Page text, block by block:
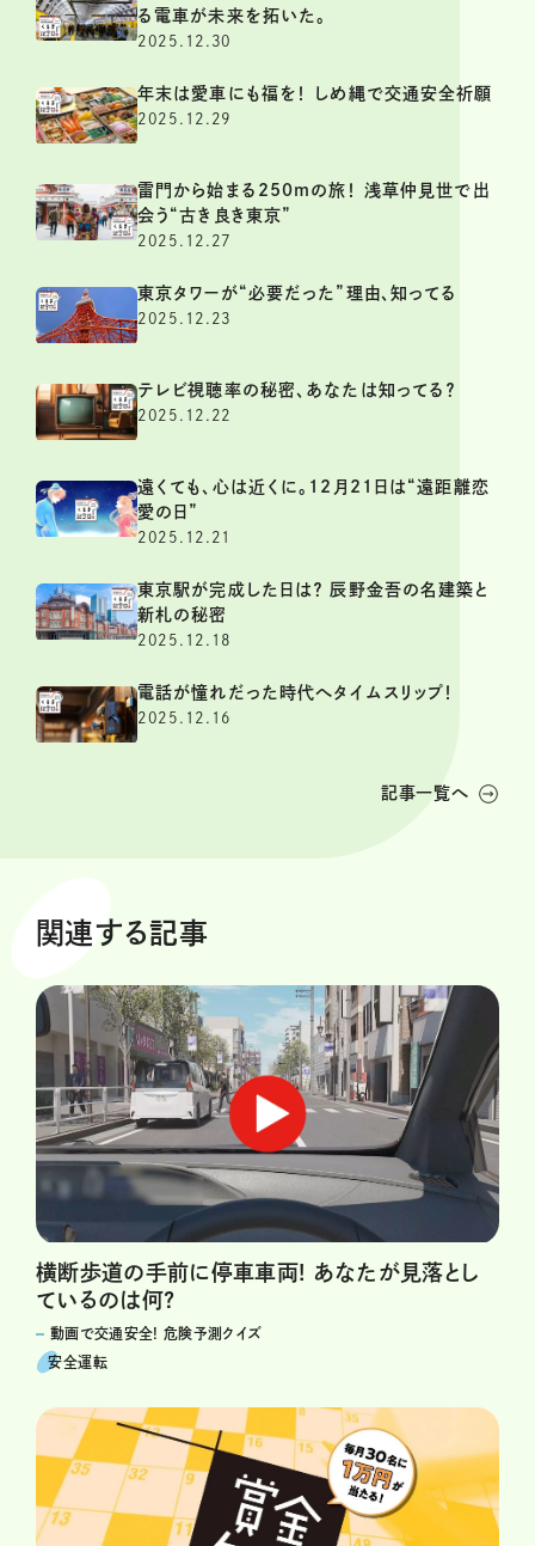
る電車が未来を拓いた。
2025.12.30
年末は愛車にも福を！ しめ縄で交通安全祈願
2025.12.29
雷門から始まる250mの旅！ 浅草仲見世で出
会う“古き良き東京”
2025.12.27
東京タワーが“必要だった”理由、知ってる
2025.12.23
テレビ視聴率の秘密、あなたは知ってる？
2025.12.22
遠くても、心は近くに。12月21日は“遠距離恋
愛の日”
2025.12.21
東京駅が完成した日は？ 辰野金吾の名建築と
新札の秘密
2025.12.18
電話が憧れだった時代へタイムスリップ！
2025.12.16
記事一覧へ
関連する記事
横断歩道の手前に停車車両! あなたが見落とし
ているのは何?
動画で交通安全! 危険予測クイズ
安全運転